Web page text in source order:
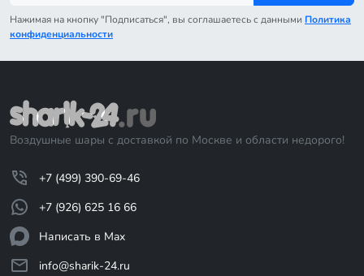
Нажимая на кнопку "Подписаться", вы соглашаетесь с данными Политика
конфиденциальности
Воздушные шары с доставкой по Москве и области недорого!
+7 (499) 390-69-46
+7 (926) 625 16 66
Написать в Max
info@sharik-24.ru